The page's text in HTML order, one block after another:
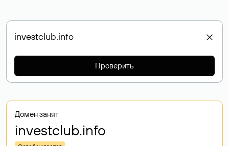
Проверить
Домен занят
investclub.info